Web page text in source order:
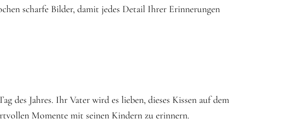
scharfe Bilder, damit jedes Detail Ihrer Erinnerungen
des Jahres. Ihr Vater wird es lieben, dieses Kissen auf dem
Momente mit seinen Kindern zu erinnern.